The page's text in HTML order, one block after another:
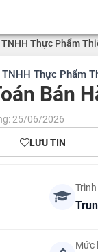
TNHH Thực Phẩm
TNHH Thực Phẩm
Bán
25/06/2026
LƯU TIN
Mức